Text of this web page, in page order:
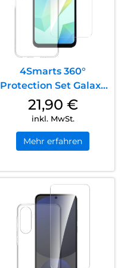
4Smarts 360°
Protection Set Galaxy
A16 Transparent
21,90 €
inkl. MwSt.
Mehr erfahren